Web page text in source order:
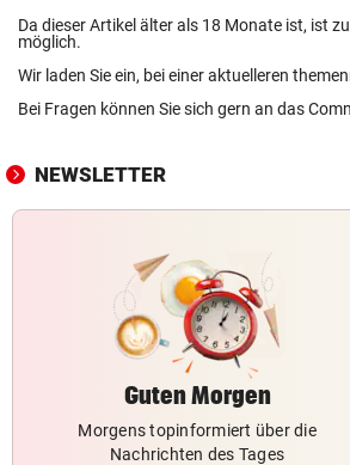
Da dieser Artikel älter als 18 Monate ist, ist
möglich.
Wir laden Sie ein, bei einer aktuelleren
Bei Fragen können Sie sich gern an das
NEWSLETTER
Guten Morgen
Morgens topinformiert über die
Nachrichten des Tages